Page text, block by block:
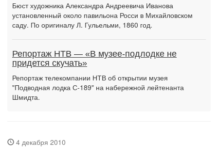
Бюст художника Александра Андреевича Иванова
установленный около павильона Росси в Михайловском
саду. По оригиналу Л. Гульельми, 1860 год.
Репортаж НТВ — «В музее-подлодке не
придется скучать»
Репортаж телекомпании НТВ об открытии музея
"Подводная лодка С-189" на набережной лейтенанта
Шмидта.
4 декабря 2010